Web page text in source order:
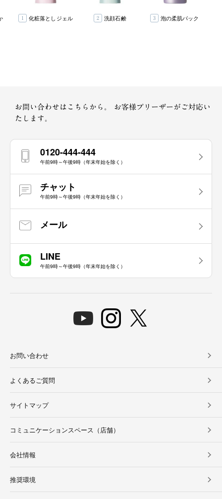
1 化粧落としジェル 2 洗顔石鹸 3 泡の柔肌パック
お問い合わせはこちらから。
お客様プリーザーがご対応い
たします。
0120-444-444
午前9時～午後9時（年末年始を除く）
チャット
午前9時～午後9時（年末年始を除く）
メール
LINE
午前9時～午後9時（年末年始を除く）
お問い合わせ
よくあるご質問
サイトマップ
コミュニケーションスペース（店舗）
会社情報
推奨環境